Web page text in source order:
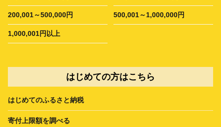
200,001～500,000円 500,001～1,000,000円
1,000,001円以上
はじめての方はこちら
はじめてのふるさと納税
寄付上限額を調べる